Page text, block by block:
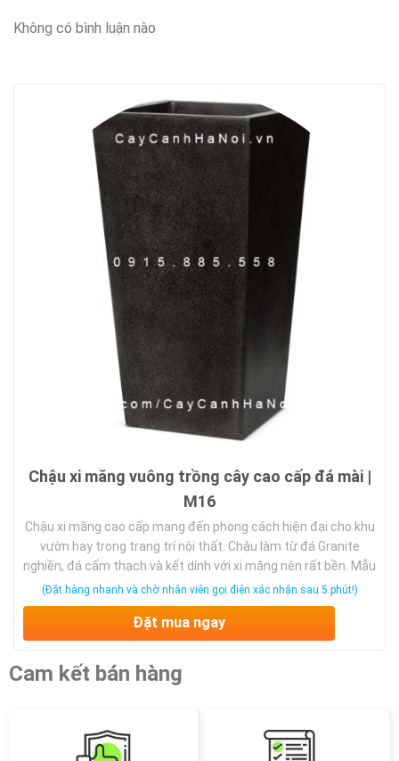
Không có bình luận nào
Chậu xi măng vuông trồng cây cao cấp đá mài |
M16
Chậu xi măng cao cấp mang đến phong cách hiện đại cho khu
vườn hay trong trang trí nội thất. Chậu làm từ đá Granite
nghiền, đá cẩm thạch và kết dính với xi măng nên rất bền. Mẫu
chậu xi măng thêm nét hiện đại trong bộ sưu tập sân vườn
của bạn. Các chi tiết nổi độc đáo bên ngoài chậu giúp cho …
(Đặt hàng nhanh và chờ nhân viên gọi điện xác nhận sau 5 phút!)
Đặt mua ngay
Cam kết bán hàng